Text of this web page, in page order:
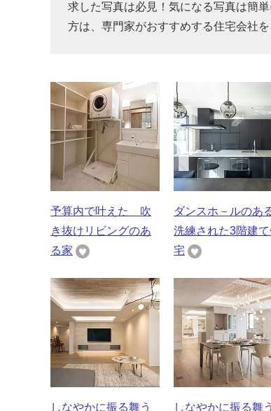
求した写真は必見！気になる写真は簡
方は、専門家がおすすめする住宅会社
予算内で叶えた 吹
き抜けリビングのあ
る家
ダンスホ－ルのあ
洗練された3階建て
宅
しなやかに振る舞う しなやかに振る舞う